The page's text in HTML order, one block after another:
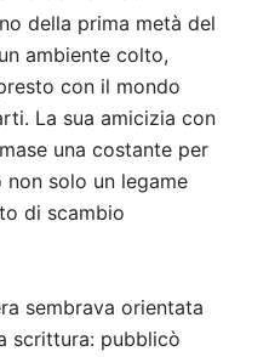
della prima metà del
ambiente colto,
con il mondo
La sua amicizia con
una costante per
solo un legame
di scambio
sembrava orientata
scrittura: pubblicò